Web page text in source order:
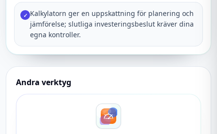
✓ Kalkylatorn ger en uppskattning för planering och
jämförelse; slutliga investeringsbeslut kräver dina
egna kontroller.
Andra verktyg